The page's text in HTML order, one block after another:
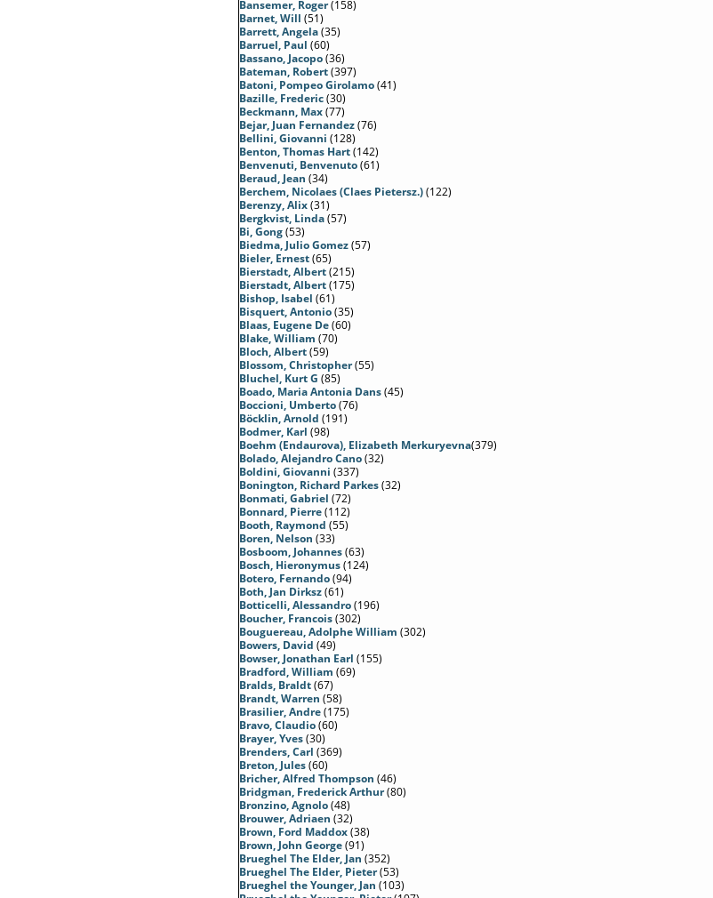
Bansemer, Roger(158)
Barnet, Will (51)
Barrett, Angela(35)
Barruel, Paul (60)
Bassano, Jacopo(36)
Bateman, Robert(397)
Batoni, Pompeo Girolamo(41)
Bazille, Frederic(30)
Beckmann, Max(77)
Bejar, Juan Fernandez(76)
Bellini, Giovanni (128)
Benton, Thomas Hart(142)
Benvenuti, Benvenuto(61)
Beraud, Jean (34)
Berchem, Nicolaes (Claes Pietersz.)(122)
Berenzy, Alix(31)
Bergkvist, Linda(57)
Bi, Gong(53)
Biedma, Julio Gomez(57)
Bieler, Ernest(65)
Bierstadt, Albert(215)
Bierstadt, Albert(175)
Bishop, Isabel (61)
Bisquert, Antonio(35)
Blaas, Eugene De(60)
Blake, William (70)
Bloch, Albert(59)
Blossom, Christopher(55)
Bluchel, Kurt G (85)
Boado, Maria Antonia Dans(45)
Boccioni, Umberto(76)
Böcklin, Arnold (191)
Bodmer, Karl (98)
Boehm (Endaurova), Elizabeth Merkuryevna(379)
Bolado, Alejandro Cano(32)
Boldini, Giovanni (337)
Bonington, Richard Parkes(32)
Bonmati, Gabriel (72)
Bonnard, Pierre(112)
Booth, Raymond (55)
Boren, Nelson (33)
Bosboom, Johannes(63)
Bosch, Hieronymus(124)
Botero, Fernando(94)
Both, Jan Dirksz(61)
Botticelli, Alessandro(196)
Boucher, Francois(302)
Bouguereau, Adolphe William (302)
Bowers, David (49)
Bowser, Jonathan Earl (155)
Bradford, William (69)
Bralds, Braldt(67)
Brandt, Warren (58)
Brasilier, Andre(175)
Bravo, Claudio(60)
Brayer, Yves(30)
Brenders, Carl (369)
Breton, Jules(60)
Bricher, Alfred Thompson (46)
Bridgman, Frederick Arthur(80)
Bronzino, Agnolo(48)
Brouwer, Adriaen (32)
Brown, Ford Maddox(38)
Brown, John George(91)
Brueghel The Elder, Jan (352)
Brueghel The Elder, Pieter(53)
Brueghel the Younger, Jan (103)